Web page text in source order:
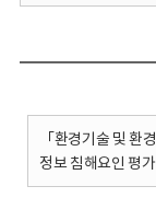
「환경기술 및 환
정보 침해요인 평